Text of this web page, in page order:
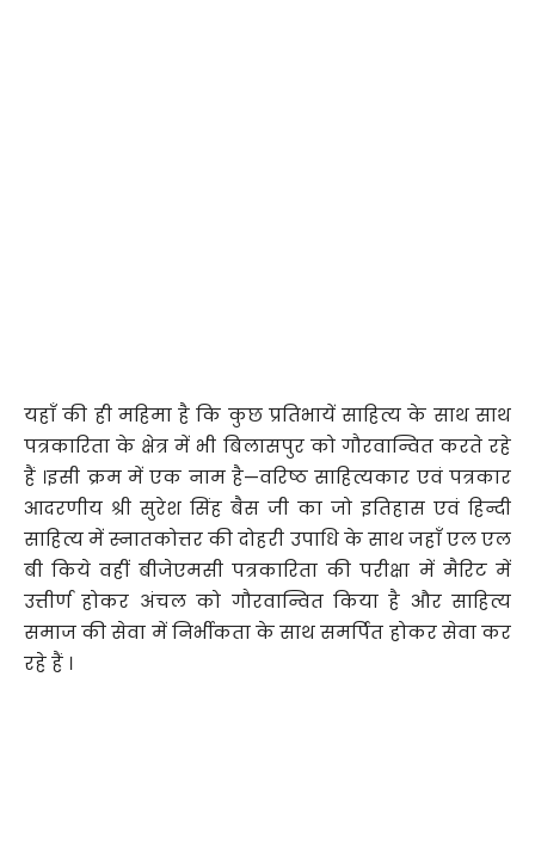
यहाँ की ही महिमा है कि कुछ प्रतिभायें साहित्य के साथ साथ
पत्रकारिता के क्षेत्र में भी बिलासपुर को गौरवान्वित करते रहे
हैं ।इसी क्रम में एक नाम है—वरिष्ठ साहित्यकार एवं पत्रकार
आदरणीय श्री सुरेश सिंह बैस जी का जो इतिहास एवं हिन्दी
साहित्य में स्नातकोत्तर की दोहरी उपाधि के साथ जहाँ एल एल
बी किये वहीं बीजेएमसी पत्रकारिता की परीक्षा में मैरिट में
उत्तीर्ण होकर अंचल को गौरवान्वित किया है और साहित्य
समाज की सेवा में निर्भीकता के साथ समर्पित होकर सेवा कर
रहे हैं ।